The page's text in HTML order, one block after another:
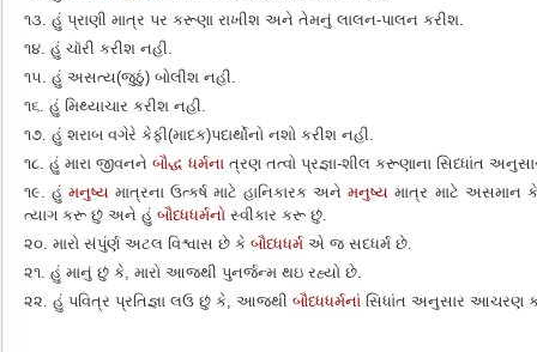
૧૩. હું પ્રાણી માત્ર પર કરૂણા રાખીશ અને તેમનું લાલન-પાલન કરીશ.
૧૪. હું ચૉરી કરીશ નહી.
૧૫. હું અસત્ય(જુઠું) બોલીશ નહી.
૧૬. હું મિથ્યાચાર કરીશ નહી.
૧૭. હું શરાબ વગેરે કેફી(માદક)પદાર્થોનો નશો કરીશ નહી.
૧૮. હું મારા જીવનને બૌદ્ધ ધર્મના ત્રણ તત્વો પ્રજ્ઞા-શીલ કરૂણાના સિધ્ધાંત
૧૯. હુંમનુષ્ય માત્રના ઉત્કર્ષ માટે હાનિકારક અનેમનુષ્ય માત્ર માટે અસમાન
ત્યાગ કરૂ છું અને હું બૌધ્ધધર્મનો સ્વીકાર કરૂ છું.
૨૦. મારો સંપુંર્ણ અટલ વિશ્વાસ છે કે બૌધ્ધધર્મએ જ સદધર્મ છે.
૨૧. હું માનું છું કે, મારો આજથી પુનર્જન્મ થઇ રહ્યો છે.
૨૨. હું પવિત્ર પ્રતિજ્ઞા લઉ છું કે, આજથી બૌધ્ધધર્મનાં સિધાંત અનુસાર આચરણ